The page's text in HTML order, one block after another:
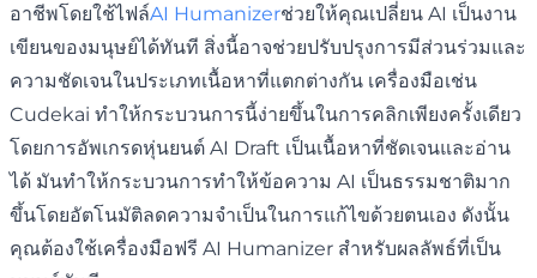
อาชีพโดยใช้ไฟล์AI Humanizerช่วยให้คุณเปลี่ยน AI เป็นงาน
เขียนของมนุษย์ได้ทันที สิ่งนี้อาจช่วยปรับปรุงการมีส่วนร่วมและ
ความชัดเจนในประเภทเนื้อหาที่แตกต่างกัน เครื่องมือเช่น
Cudekai ทำให้กระบวนการนี้ง่ายขึ้นในการคลิกเพียงครั้งเดียว
โดยการอัพเกรดหุ่นยนต์ AI Draft เป็นเนื้อหาที่ชัดเจนและอ่าน
ได้ มันทำให้กระบวนการทำให้ข้อความ AI เป็นธรรมชาติมาก
ขึ้นโดยอัตโนมัติลดความจำเป็นในการแก้ไขด้วยตนเอง ดังนั้น
คุณต้องใช้เครื่องมือฟรี AI Humanizer สำหรับผลลัพธ์ที่เป็น